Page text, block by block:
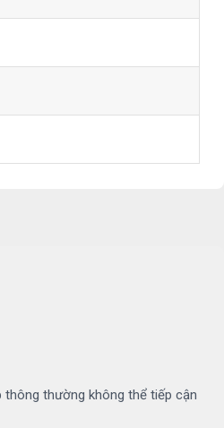
thường không thể tiếp cận